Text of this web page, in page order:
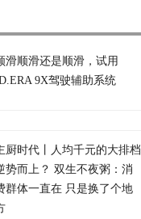
滑顺滑还是顺滑，试用
9X驾驶辅助系统
厨时代丨人均千元的大排档
势而上？ 双生不夜粥：消
群体一直在 只是换了个地